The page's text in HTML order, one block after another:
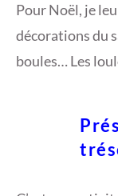
Pour Noël, je
décorations du
boules… Les